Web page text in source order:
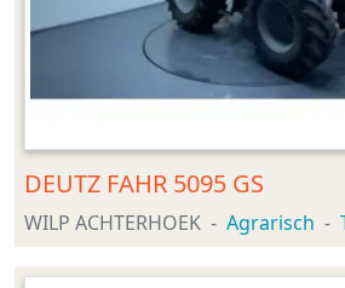
DEUTZ FAHR 5095 GS
WILP ACHTERHOEK Agrarisch